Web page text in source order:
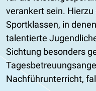
verankert sein.
Sportklassen, in
talentierte
Sichtung besonders
Nachführunterricht,